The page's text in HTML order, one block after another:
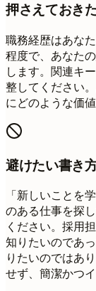
押さえておき
職務経歴はあな
程度で、あなた
します。関連キ
整してください
にどのような価
避けたい書き
「新しいことを
のある仕事を探
ください。採用
知りたいのであ
りたいのではあ
せず、簡潔かつ